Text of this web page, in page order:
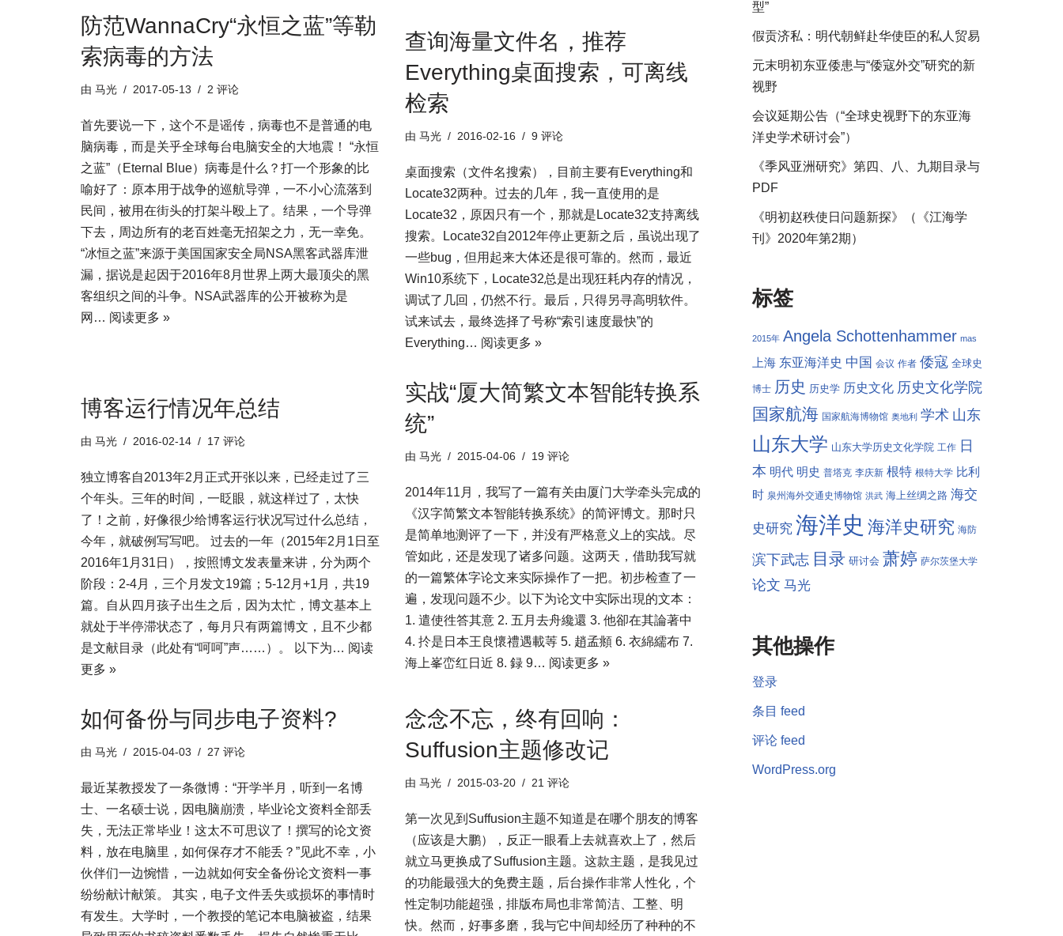
防范WannaCry“永恒之蓝”等勒
索病毒的方法
由 马光 2017-05-13 2 评论
首先要说一下，这个不是谣传，病毒也不是普通的电
脑病毒，而是关乎全球每台电脑安全的大地震！ “永恒
之蓝”（Eternal Blue）病毒是什么？打一个形象的比
喻好了：原本用于战争的巡航导弹，一不小心流落到
民间，被用在街头的打架斗殴上了。结果，一个导弹
下去，周边所有的老百姓毫无招架之力，无一幸免。
“冰恒之蓝”来源于美国国家安全局NSA黑客武器库泄
漏，据说是起因于2016年8月世界上两大最顶尖的黑
客组织之间的斗争。NSA武器库的公开被称为是
网… 阅读更多 »
查询海量文件名，推荐
Everything桌面搜索，可离线
检索
由 马光 2016-02-16 9 评论
桌面搜索（文件名搜索），目前主要有Everything和
Locate32两种。过去的几年，我一直使用的是
Locate32，原因只有一个，那就是Locate32支持离线
搜索。Locate32自2012年停止更新之后，虽说出现了
一些bug，但用起来大体还是很可靠的。然而，最近
Win10系统下，Locate32总是出现狂耗内存的情况，
调试了几回，仍然不行。最后，只得另寻高明软件。
试来试去，最终选择了号称“索引速度最快”的
Everything… 阅读更多 »
博客运行情况年总结
由 马光 2016-02-14 17 评论
独立博客自2013年2月正式开张以来，已经走过了三
个年头。三年的时间，一眨眼，就这样过了，太快
了！之前，好像很少给博客运行状况写过什么总结，
今年，就破例写写吧。 过去的一年（2015年2月1日至
2016年1月31日），按照博文发表量来讲，分为两个
阶段：2-4月，三个月发文19篇；5-12月+1月，共19
篇。自从四月孩子出生之后，因为太忙，博文基本上
就处于半停滞状态了，每月只有两篇博文，且不少都
是文献目录（此处有“呵呵”声……）。 以下为… 阅读
更多 »
实战“厦大简繁文本智能转换系
统”
由 马光 2015-04-06 19 评论
2014年11月，我写了一篇有关由厦门大学牵头完成的
《汉字简繁文本智能转换系统》的简评博文。那时只
是简单地测评了一下，并没有严格意义上的实战。尽
管如此，还是发现了诸多问题。这两天，借助我写就
的一篇繁体字论文来实际操作了一把。初步检查了一
遍，发现问题不少。以下为论文中实际出現的文本：
1. 遣使徃答其意 2. 五月去舟纔還 3. 他卻在其論著中
4. 扵是日本王良懷禮遇載䓁 5. 趙孟頫 6. 衣綿繻布 7.
海上峯峦红日近 8. 録 9… 阅读更多 »
如何备份与同步电子资料?
由 马光 2015-04-03 27 评论
最近某教授发了一条微博：“开学半月，听到一名博
士、一名硕士说，因电脑崩溃，毕业论文资料全部丢
失，无法正常毕业！这太不可思议了！撰写的论文资
料，放在电脑里，如何保存才不能丢？”见此不幸，小
伙伴们一边惋惜，一边就如何安全备份论文资料一事
纷纷献计献策。 其实，电子文件丢失或损坏的事情时
有发生。大学时，一个教授的笔记本电脑被盗，结果
念念不忘，终有回响：
Suffusion主题修改记
由 马光 2015-03-20 21 评论
第一次见到Suffusion主题不知道是在哪个朋友的博客
（应该是大鹏），反正一眼看上去就喜欢上了，然后
就立马更换成了Suffusion主题。这款主题，是我见过
的功能最强大的免费主题，后台操作非常人性化，个
性定制功能超强，排版布局也非常简洁、工整、明
快。然而，好事多磨，我与它中间却经历了种种的不
型”
假贡济私：明代朝鲜赴华使臣的私人贸易
元末明初东亚倭患与“倭寇外交”研究的新
视野
会议延期公告（“全球史视野下的东亚海
洋史学术研讨会”）
《季风亚洲研究》第四、八、九期目录与
PDF
《明初赵秩使日问题新探》（《江海学
刊》2020年第2期）
标签
2015年 Angela Schottenhammer mas
上海 东亚海洋史 中国 会议 作者 倭寇 全球史
博士 历史 历史学 历史文化 历史文化学院
国家航海 国家航海博物馆 奥地利 学术 山东
山东大学 山东大学历史文化学院 工作 日
本 明代 明史 普塔克 李庆新 根特 根特大学 比利
时 泉州海外交通史博物馆 洪武 海上丝绸之路 海交
史研究 海洋史 海洋史研究 海防
滨下武志 目录 研讨会 萧婷 萨尔茨堡大学
论文 马光
其他操作
登录
条目 feed
评论 feed
WordPress.org